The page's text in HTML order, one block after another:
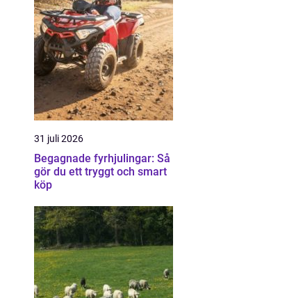
31 juli 2026
Begagnade fyrhjulingar: Så
gör du ett tryggt och smart
köp